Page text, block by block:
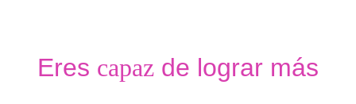
Eres capaz de lograr más